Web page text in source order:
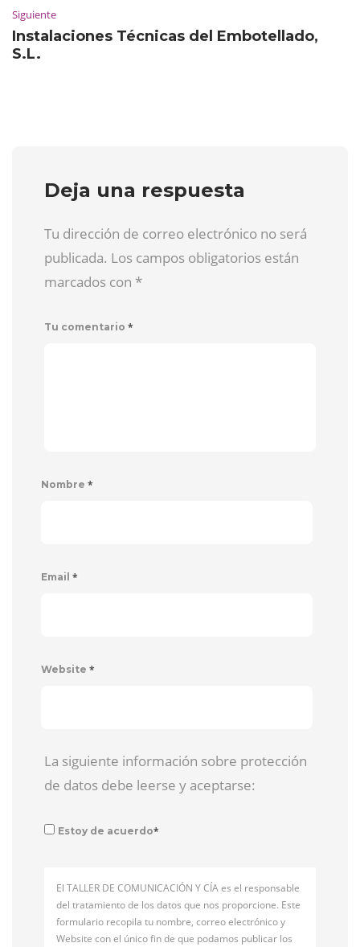
Siguiente
Instalaciones Técnicas del Embotellado,
S.L.
Deja una respuesta
Tu dirección de correo electrónico no será
publicada. Los campos obligatorios están
marcados con *
Tu comentario *
Nombre *
Email *
Website *
La siguiente información sobre protección
de datos debe leerse y aceptarse:
Estoy de acuerdo*
El TALLER DE COMUNICACIÓN Y CÍA es el responsable
del tratamiento de los datos que nos proporcione. Este
formulario recopila tu nombre, correo electrónico y
Website con el único fin de que podamos publicar los